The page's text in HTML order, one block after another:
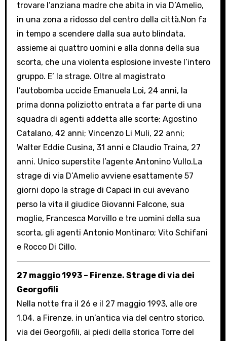
trovare l’anziana madre che abita in via D’Amelio,
in una zona a ridosso del centro della città.Non fa
in tempo a scendere dalla sua auto blindata,
assieme ai quattro uomini e alla donna della sua
scorta, che una violenta esplosione investe l’intero
gruppo. E’ la strage. Oltre al magistrato
l’autobomba uccide Emanuela Loi, 24 anni, la
prima donna poliziotto entrata a far parte di una
squadra di agenti addetta alle scorte; Agostino
Catalano, 42 anni; Vincenzo Li Muli, 22 anni;
Walter Eddie Cusina, 31 anni e Claudio Traina, 27
anni. Unico superstite l’agente Antonino Vullo.La
strage di via D’Amelio avviene esattamente 57
giorni dopo la strage di Capaci in cui avevano
perso la vita il giudice Giovanni Falcone, sua
moglie, Francesca Morvillo e tre uomini della sua
scorta, gli agenti Antonio Montinaro; Vito Schifani
e Rocco Di Cillo.
27 maggio 1993 – Firenze. Strage di via dei
Georgofili
Nella notte fra il 26 e il 27 maggio 1993, alle ore
1.04, a Firenze, in un’antica via del centro storico,
via dei Georgofili, ai piedi della storica Torre del